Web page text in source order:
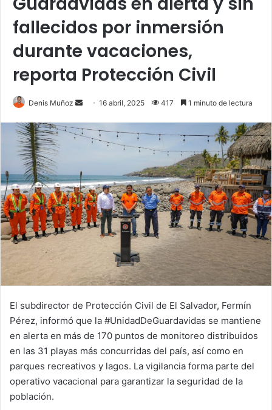
fallecidos por inmersión
durante vacaciones,
reporta Protección Civil
Denis Muñoz
Send
email
16 abril, 2025 417 1 minuto de lectura
El subdirector de Protección Civil de El Salvador, Fermín
Pérez, informó que la #UnidadDeGuardavidas se mantiene
en alerta en más de 170 puntos de monitoreo distribuidos
en las 31 playas más concurridas del país, así como en
parques recreativos y lagos. La vigilancia forma parte del
operativo vacacional para garantizar la seguridad de la
población.